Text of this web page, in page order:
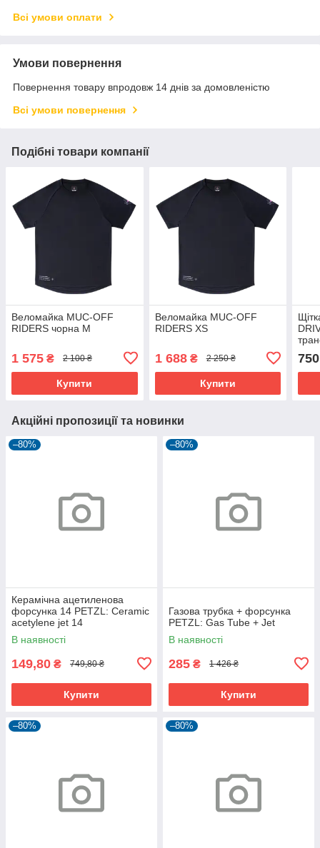
Всі умови оплати
Умови повернення
Повернення товару впродовж 14 днів за домовленістю
Всі умови повернення
Подібні товари компанії
Веломайка MUC-OFF
RIDERS чорна M
1 575 ₴ 2 100 ₴
Купити
Веломайка MUC-OFF
RIDERS XS
1 688₴ 2 250 ₴
Купити
750
Акційні пропозиції та новинки
–80%
Керамічна ацетиленова
форсунка 14 PETZL: Ceramic
acetylene jet 14
В наявності
149,80 ₴ 749,80 ₴
Купити
–80%
Газова трубка + форсунка
PETZL: Gas Tube + Jet
В наявності
285 ₴ 1 426 ₴
Купити
–80% –80%